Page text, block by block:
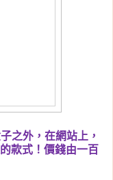
之外，在網站上，
款式！價錢由一百